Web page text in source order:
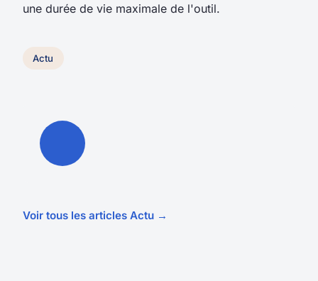
une durée de vie maximale de l'outil.
Actu
Voir tous les articles Actu →